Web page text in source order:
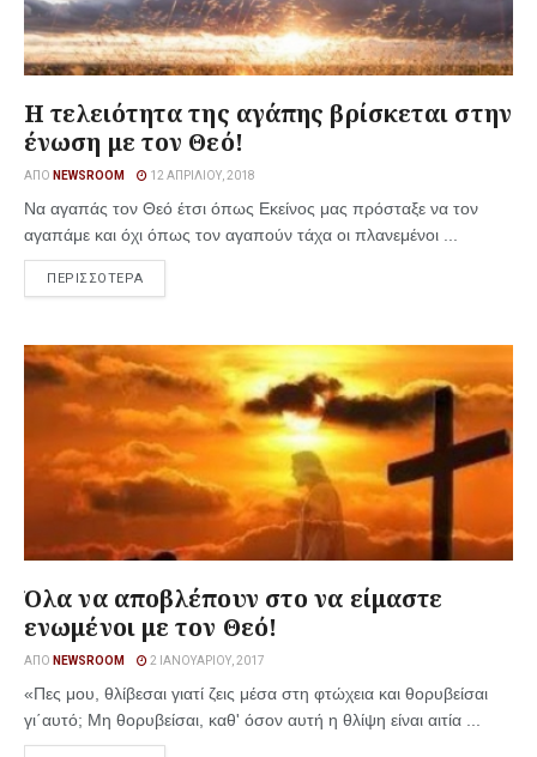
Η τελειότητα της αγάπης βρίσκεται στην
ένωση με τον Θεό!
ΑΠΌ NEWSROOM 12 ΑΠΡΙΛΊΟΥ, 2018
Να αγαπάς τον Θεό έτσι όπως Εκείνος μας πρόσταξε να τον
αγαπάμε και όχι όπως τον αγαπούν τάχα οι πλανεμένοι ...
ΠΕΡΙΣΣΟΤΕΡΑ
Όλα να αποβλέπουν στο να είμαστε
ενωμένοι με τον Θεό!
ΑΠΌ NEWSROOM 2 ΙΑΝΟΥΑΡΊΟΥ, 2017
«Πες μου, θλίβεσαι γιατί ζεις μέσα στη φτώχεια και θορυβείσαι
γι΄αυτό; Μη θορυβείσαι, καθ' όσον αυτή η θλίψη είναι αιτία ...